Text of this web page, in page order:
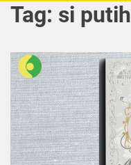
Tag: si putih